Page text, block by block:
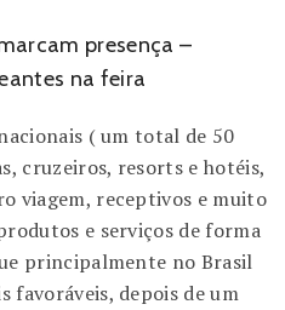
presença –
na feira
( um total de 50
cruzeiros, resorts e hotéis,
viagem, receptivos e muito
e serviços de forma
principalmente no Brasil
favoráveis, depois de um